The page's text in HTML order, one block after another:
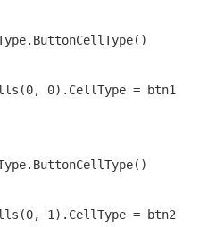
0).CellType = btn1